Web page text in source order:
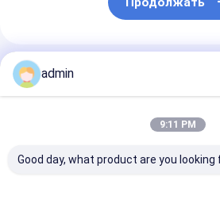
Порекомендованные
admin
9:11 PM
Good day, what product are you looking